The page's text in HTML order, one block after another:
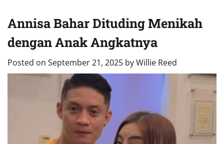
Annisa Bahar Dituding Menikah
dengan Anak Angkatnya
Posted on September 21, 2025 byWillie Reed